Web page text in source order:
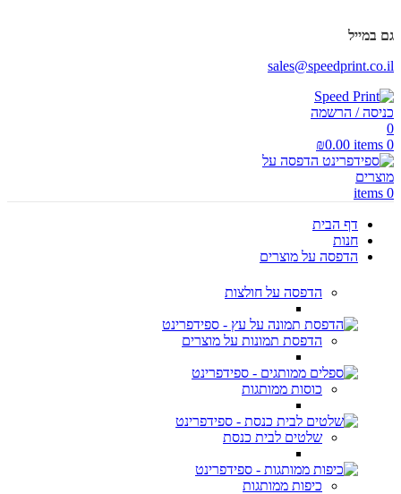
גם במייל
sales@speedprint.co.il
כניסה / הרשמה
0
0
items
₪0.00
0
items
דף הבית
חנות
הדפסה על מוצרים
הדפסה על חולצות
הדפסת תמונות על מוצרים
כוסות ממותגות
שלטים לבית כנסת
כיפות ממותגות